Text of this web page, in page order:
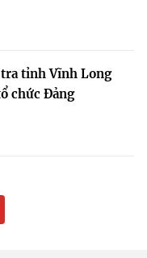
tỉnh Vĩnh Long
chức Đảng